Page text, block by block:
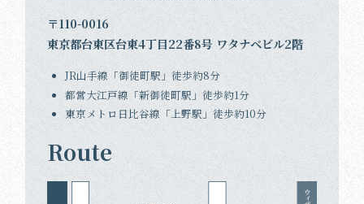
〒110-0016
東京都台東区台東4丁目22番8号 ワタナベビル2階
JR山手線「御徒町駅」徒歩約8分
都営大江戸線「新御徒町駅」徒歩約1分
東京メトロ日比谷線「上野駅」徒歩約10分
Route